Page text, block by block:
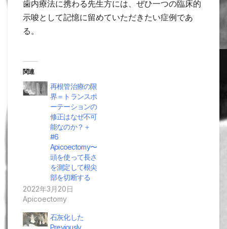
歯内療法に携わる先生方には、ぜひ一つの臨床的
示唆として記憶に留めていただきたい症例であ
る。
関連
再根管治療の限
界＝トランスポ
ーテーションの
修正はなぜ不可
能なのか？＋
#6
Apicoectomy〜
頭を使って長さ
を測定して根尖
部を切断する
2022年3月20日
Apicoectomy
石灰化した
Previously